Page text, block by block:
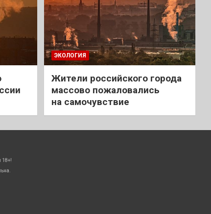
ЭКОЛОГИЯ
Жители российского города
массово пожаловались
на самочувствие
18+!